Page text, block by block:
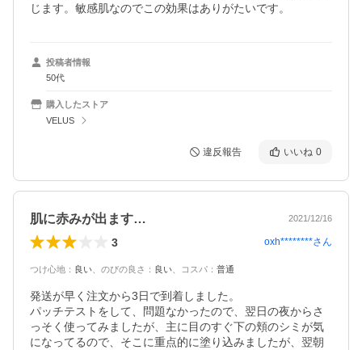
じます。敏感肌なのでこの効果はありがたいです。
投稿者情報
50代
購入したストア
VELUS
違反報告 いいね 0
肌に赤みが出ます… 2021/12/16
3 oxh********さん
つけ心地 ： 良い のびの良さ ： 良い コスパ ： 普通
発送が早く注文から3日で到着しました。
パッチテストをして、問題なかったので、翌日の夜からさ
っそく使ってみましたが、主に目のすぐ下の頬のシミが気
になってるので、そこに重点的に塗り込みましたが、翌朝